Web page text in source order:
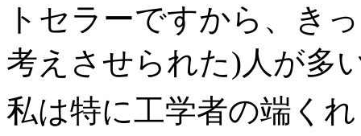
トセラーですから、き
考えさせられた)人が多
私は特に工学者の端く